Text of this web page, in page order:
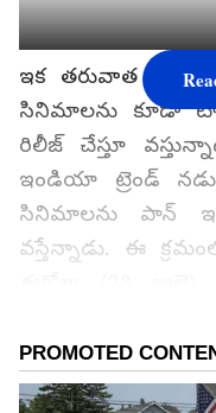
ఇక తరువాత
సినిమాలను కూడా
రిలీజ్ చేస్తూ
ఇండియా ట్రెండ్
సినిమాలను పాన్
వస్తేన్నాడు. ఈ